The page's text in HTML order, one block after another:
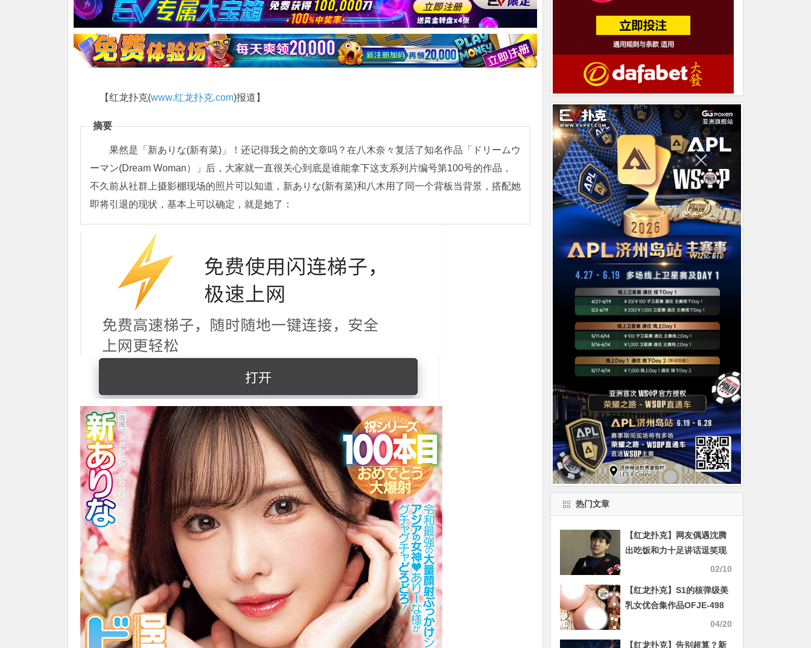
【红龙扑克(www.红龙扑克.com)报道】
摘要
果然是「新ありな(新有菜)」！还记得我之前的文章吗？在八木奈々复活了知名作品「ドリームウ
ーマン(Dream Woman）」后，大家就一直很关心到底是谁能拿下这支系列片编号第100号的作品，
不久前从社群上摄影棚现场的照片可以知道，新ありな(新有菜)和八木用了同一个背板当背景，搭配她
即将引退的现状，基本上可以确定，就是她了：
热门文章
【红龙扑克】网友偶遇沈腾
出吃饭和力十足讲话逗笑现
02/10
【红龙扑克】S1的核弹级美
乳女优合集作品OFJE-498
发布！美巨乳特战队！H罩
04/20
【红龙扑克】告别超算？新